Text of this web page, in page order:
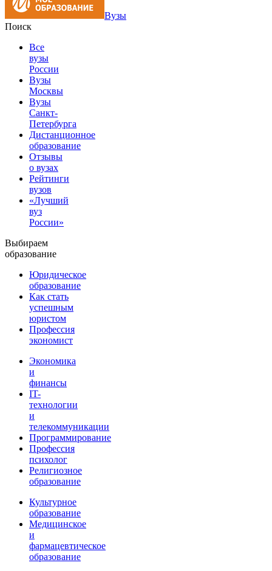
Вузы
Поиск
Все
вузы
России
Вузы
Москвы
Вузы
Санкт-
Петербурга
Дистанционное
образование
Отзывы
о вузах
Рейтинги
вузов
«Лучший
вуз
России»
Выбираем
образование
Юридическое
образование
Как стать
успешным
юристом
Профессия
экономист
Экономика
и
финансы
IT-
технологии
и
телекоммуникации
Программирование
Профессия
психолог
Религиозное
образование
Культурное
образование
Медицинское
и
фармацевтическое
образование